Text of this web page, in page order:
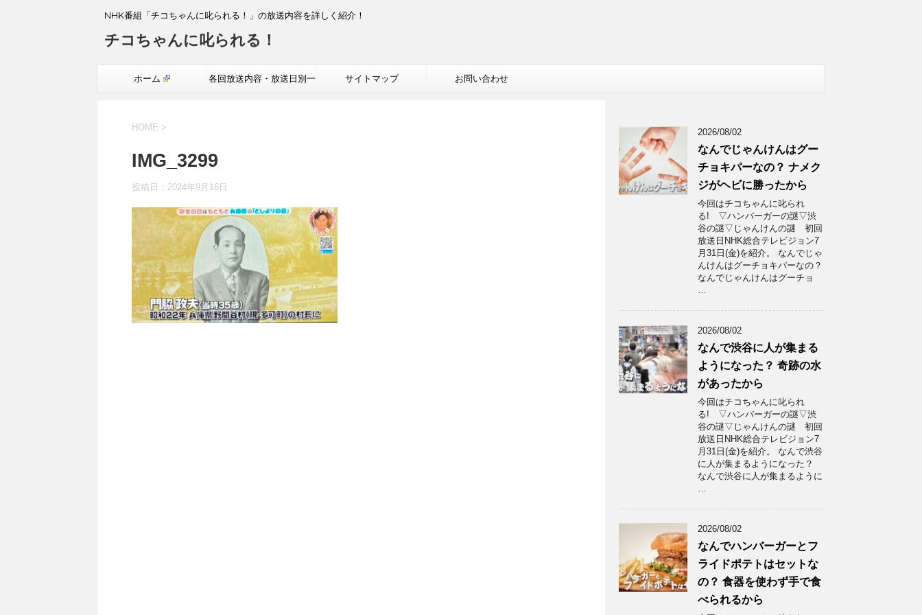
NHK番組「チコちゃんに叱られる！」の放送内容を詳しく紹介！
チコちゃんに叱られる！
ホーム 各回放送内容・放送日別一 サイトマップ お問い合わせ
HOME >
IMG_3299
投稿日： 2024年9月16日
2026/08/02
なんでじゃんけんはグー
チョキパーなの？ ナメク
ジがヘビに勝ったから
今回はチコちゃんに叱られ
る! ▽ハンバーガーの謎▽渋
谷の謎▽じゃんけんの謎 初回
放送日NHK総合テレビジョン7
月31日(金)を紹介。 なんでじゃ
んけんはグーチョキパーなの？
なんでじゃんけんはグーチョ
…
2026/08/02
なんで渋谷に人が集まる
ようになった？ 奇跡の水
があったから
今回はチコちゃんに叱られ
る! ▽ハンバーガーの謎▽渋
谷の謎▽じゃんけんの謎 初回
放送日NHK総合テレビジョン7
月31日(金)を紹介。 なんで渋谷
に人が集まるようになった？
なんで渋谷に人が集まるように
…
2026/08/02
なんでハンバーガーとフ
ライドポテトはセットな
の？ 食器を使わず手で食
べられるから